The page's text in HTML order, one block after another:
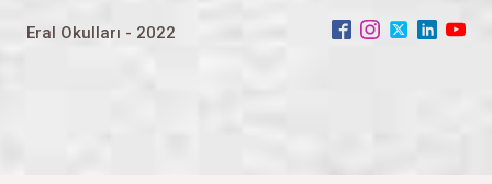
Eral Okulları - 2022